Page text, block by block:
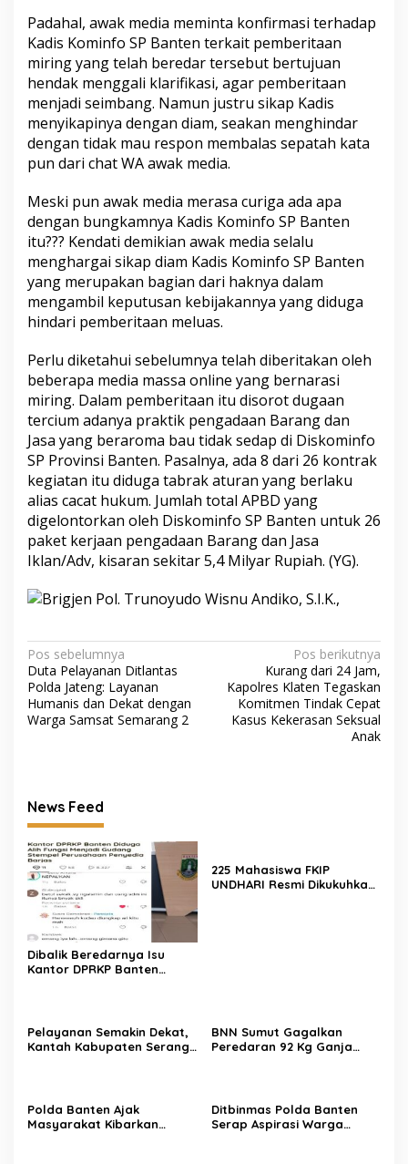
Padahal, awak media meminta konfirmasi terhadap
Kadis Kominfo SP Banten terkait pemberitaan
miring yang telah beredar tersebut bertujuan
hendak menggali klarifikasi, agar pemberitaan
menjadi seimbang. Namun justru sikap Kadis
menyikapinya dengan diam, seakan menghindar
dengan tidak mau respon membalas sepatah kata
pun dari chat WA awak media.
Meski pun awak media merasa curiga ada apa
dengan bungkamnya Kadis Kominfo SP Banten
itu??? Kendati demikian awak media selalu
menghargai sikap diam Kadis Kominfo SP Banten
yang merupakan bagian dari haknya dalam
mengambil keputusan kebijakannya yang diduga
hindari pemberitaan meluas.
Perlu diketahui sebelumnya telah diberitakan oleh
beberapa media massa online yang bernarasi
miring. Dalam pemberitaan itu disorot dugaan
tercium adanya praktik pengadaan Barang dan
Jasa yang beraroma bau tidak sedap di Diskominfo
SP Provinsi Banten. Pasalnya, ada 8 dari 26 kontrak
kegiatan itu diduga tabrak aturan yang berlaku
alias cacat hukum. Jumlah total APBD yang
digelontorkan oleh Diskominfo SP Banten untuk 26
paket kerjaan pengadaan Barang dan Jasa
Iklan/Adv, kisaran sekitar 5,4 Milyar Rupiah. (YG).
Navigasi
pos
Pos sebelumnya
Duta Pelayanan Ditlantas
Polda Jateng: Layanan
Humanis dan Dekat dengan
Warga Samsat Semarang 2
Pos berikutnya
Kurang dari 24 Jam,
Kapolres Klaten Tegaskan
Komitmen Tindak Cepat
Kasus Kekerasan Seksual
Anak
News Feed
Dibalik Beredarnya Isu
Kantor DPRKP Banten
225 Mahasiswa FKIP
UNDHARI Resmi Dikukuhkan
Pelayanan Semakin Dekat,
Kantah Kabupaten Serang
di Desa Toyomerto
BNN Sumut Gagalkan
Peredaran 92 Kg Ganja
Polda Banten Ajak
Masyarakat Kibarkan
Ditbinmas Polda Banten
Serap Aspirasi Warga